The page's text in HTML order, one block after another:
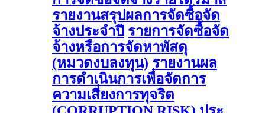
รายงานสรุปผลการจัดซื้อจัด
จ้างประจำปี รายการจัดซื้อจัด
จ้างหรือการจัดหาพัสดุ
(หมวดงบลงทุน) รายงานผล
การดําเนินการเพื่อจัดการ
ความเสี่ยงการทุจริต